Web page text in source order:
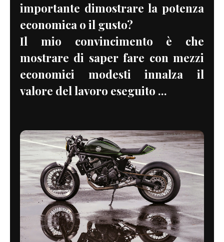
importante dimostrare la potenza
economica o il gusto?
Il mio convincimento è che
mostrare di saper fare con mezzi
economici modesti innalza il
valore del lavoro eseguito ...